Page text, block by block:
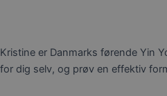
Kristine er Danmarks førende Yin
for dig selv, og prøv en effektiv